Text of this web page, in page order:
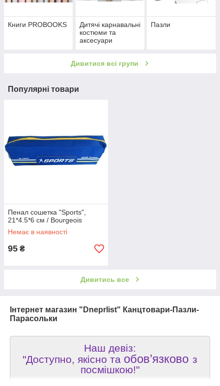
Книги PROBOOKS
Дитячі карнавальні
костюми та
аксесуари
Пазли
Дивитися всі групи
Популярні товари
Пенал сошетка "Sports",
21*4.5*6 см / Bourgeois
Немає в наявності
95 ₴
Дивитись все
Інтернет магазин "Dneprlist" Канцтовари-Пазли-
Парасольки
Наш девіз:
"Доступно, якісно та обов’язково з
посмішкою!"